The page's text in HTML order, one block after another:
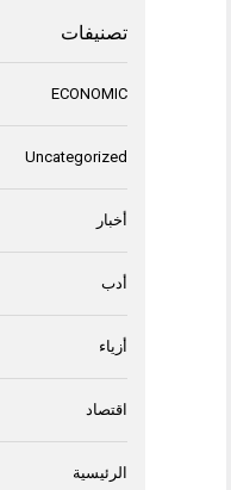
تصنيفات
ECONOMIC
Uncategorized
أخبار
أدب
أزياء
اقتصاد
الرئيسية